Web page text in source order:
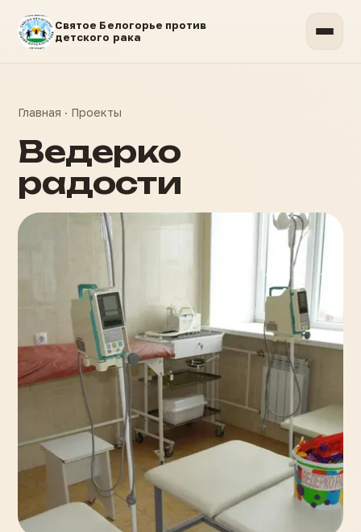
Святое Белогорье против
детского рака
Главная · Проекты
Ведерко
радости